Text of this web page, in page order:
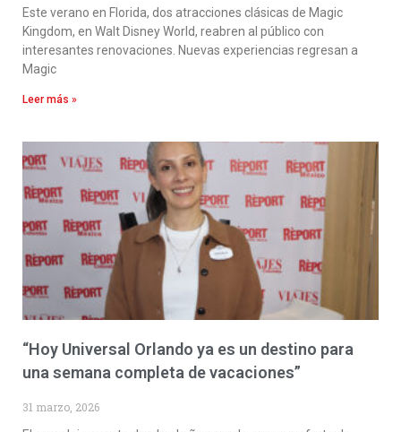
Este verano en Florida, dos atracciones clásicas de Magic
Kingdom, en Walt Disney World, reabren al público con
interesantes renovaciones. Nuevas experiencias regresan a
Magic
Leer más »
“Hoy Universal Orlando ya es un destino para
una semana completa de vacaciones”
31 marzo, 2026